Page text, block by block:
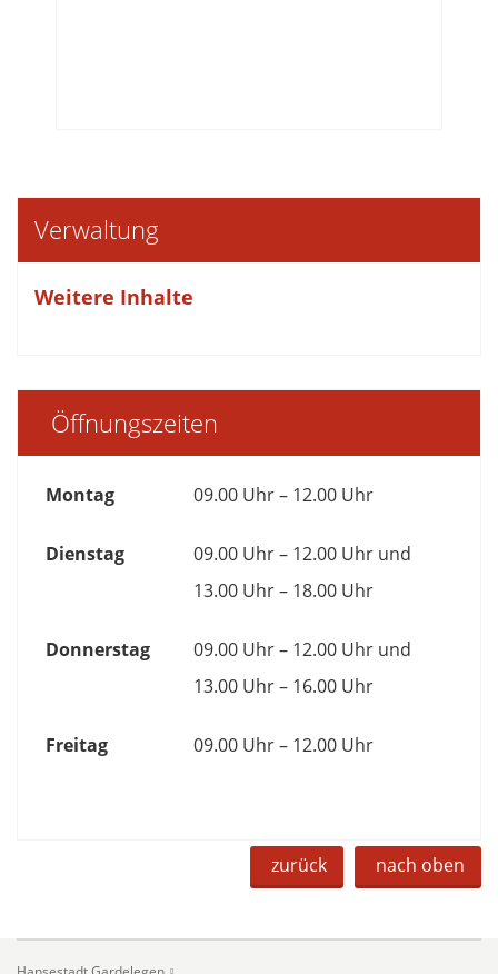
Verwaltung
Weitere Inhalte
Öffnungszeiten
Montag 09.00 Uhr – 12.00 Uhr
Dienstag
09.00 Uhr – 12.00 Uhr und
13.00 Uhr – 18.00 Uhr
Donnerstag
09.00 Uhr – 12.00 Uhr und
13.00 Uhr – 16.00 Uhr
Freitag 09.00 Uhr – 12.00 Uhr
zurück nach oben